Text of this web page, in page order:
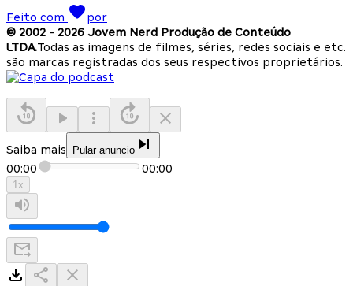
Feito com
por
© 2002 - 2026 Jovem Nerd Produção de Conteúdo
LTDA.Todas as imagens de filmes, séries, redes sociais e etc.
são marcas registradas dos seus respectivos proprietários.
Saiba mais Pular anuncio
00:00 00:00
1x